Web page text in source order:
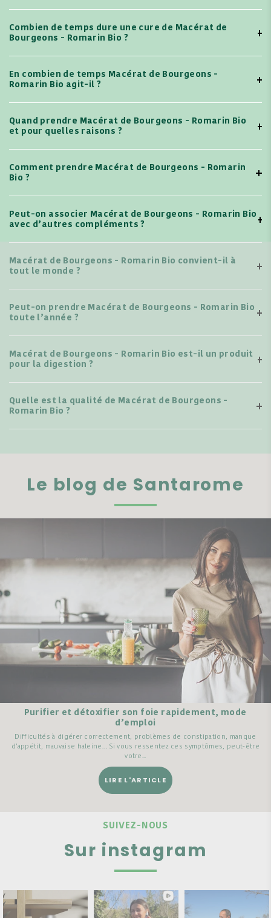
Combien de temps dure une cure de Macérat de
Bourgeons - Romarin Bio ?
En combien de temps Macérat de Bourgeons -
Romarin Bio agit-il ?
Quand prendre Macérat de Bourgeons - Romarin Bio
et pour quelles raisons ?
Comment prendre Macérat de Bourgeons - Romarin
Bio ?
Peut-on associer Macérat de Bourgeons - Romarin Bio
avec d’autres compléments ?
Macérat de Bourgeons - Romarin Bio convient-il à
tout le monde ?
Peut-on prendre Macérat de Bourgeons - Romarin Bio
toute l’année ?
Macérat de Bourgeons - Romarin Bio est-il un produit
pour la digestion ?
Quelle est la qualité de Macérat de Bourgeons -
Romarin Bio ?
Le blog de Santarome
Purifier et détoxifier son foie rapidement, mode
d’emploi
Difficultés à digérer correctement, problèmes de constipation, manque
d’appétit, mauvaise haleine… Si vous ressentez ces symptômes, peut-être
votre...
LIRE L'ARTICLE
SUIVEZ-NOUS
Sur instagram